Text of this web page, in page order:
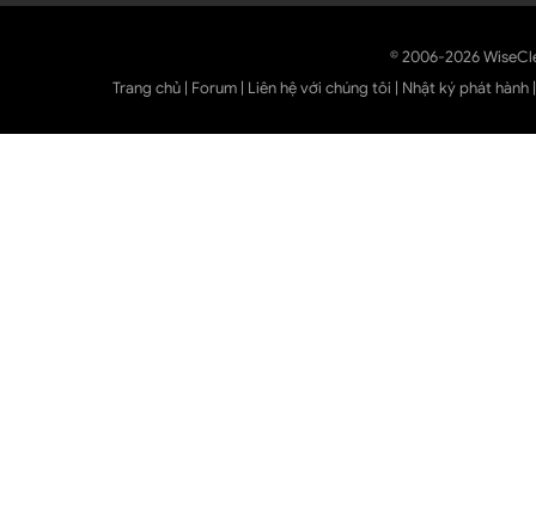
© 2006-2026
Trang chủ | Forum | Liên hệ với chúng tôi | Nhật ký phát hành